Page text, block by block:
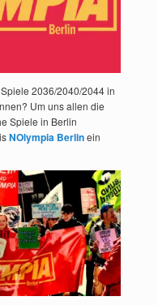
2036/2040/2044 in
Um uns allen die
Spiele in Berlin
NOlympia Berlinein